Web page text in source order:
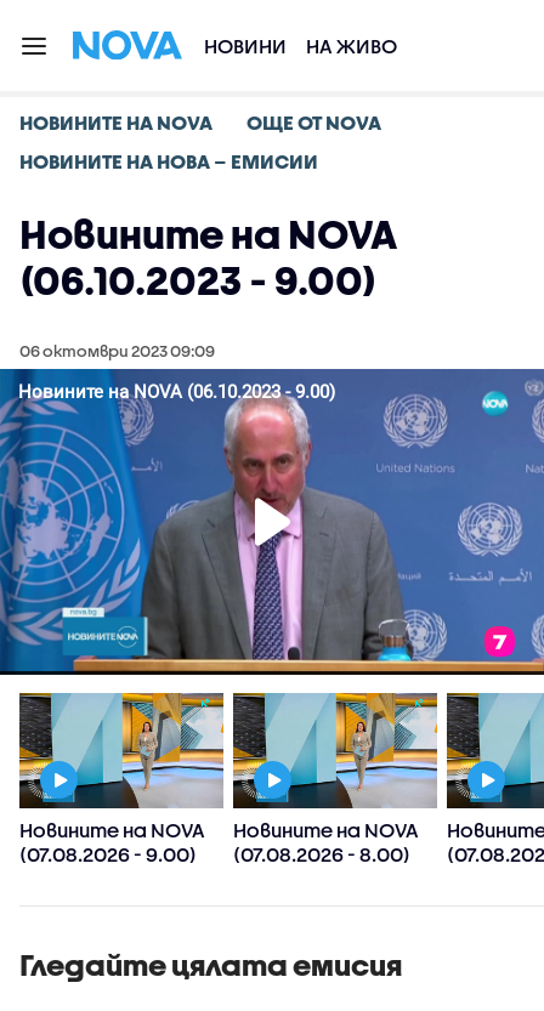
НОВИНИ НА ЖИВО
НОВИНИТЕ НА NOVA
ОЩЕ ОТ NOVA
НОВИНИТЕ НА НОВА – ЕМИСИИ
Новините на NOVA
(06.10.2023 - 9.00)
06 октомври 2023 09:09
Новините на NOVA
(07.08.2026 - 9.00)
Новините на NOVA
(07.08.2026 - 8.00)
Гледайте цялата емисия